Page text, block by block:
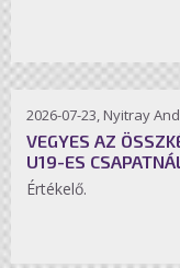
2026-07-23, Nyitray
VEGYES AZ
U19-ES
Értékelő.